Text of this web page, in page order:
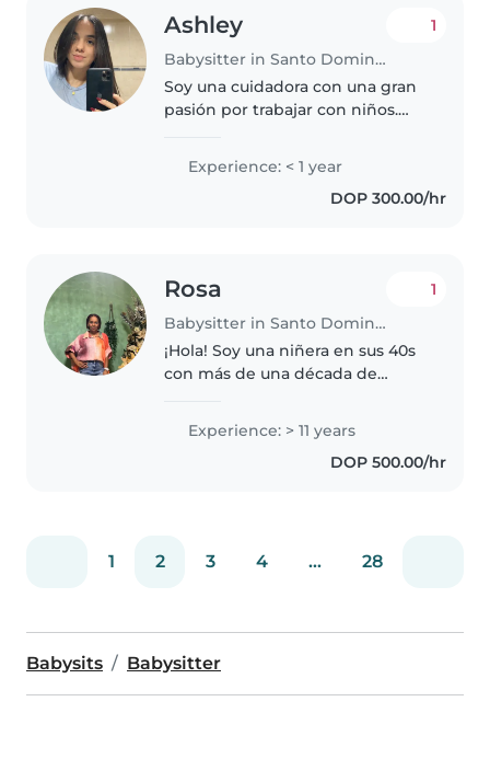
Ashley
Babysitter in Santo Domingo
1
Soy una cuidadora con una gran
pasión por trabajar con niños.
y adaptarme a las necesidades
de cada familia. Soy una persona
responsable, paciente y
Experience: < 1 year
DOP 300.00/hr
Rosa
Babysitter in Santo Domingo Este
1
¡Hola! Soy una niñera en sus 40s
con más de una década de
todas las edades. Me encanta
jugar y ayudar en las tareas del
hogar. También puedo cocinar
Experience: > 11 years
DOP 500.00/hr
1 2 3 4 ... 28
Babysits Babysitter